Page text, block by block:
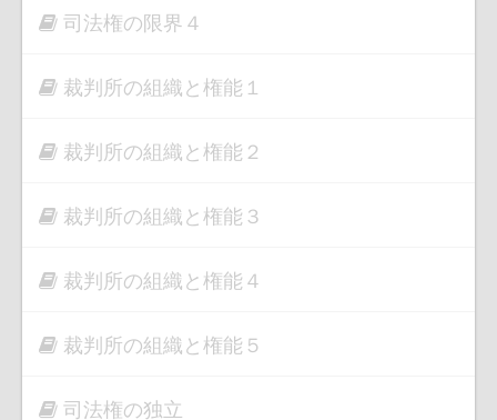
司法権の限界４
裁判所の組織と権能１
裁判所の組織と権能２
裁判所の組織と権能３
裁判所の組織と権能４
裁判所の組織と権能５
司法権の独立